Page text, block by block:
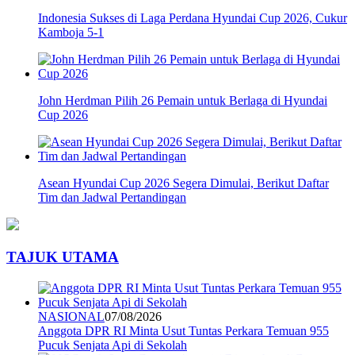
Indonesia Sukses di Laga Perdana Hyundai Cup 2026, Cukur
Kamboja 5-1
John Herdman Pilih 26 Pemain untuk Berlaga di Hyundai
Cup 2026
Asean Hyundai Cup 2026 Segera Dimulai, Berikut Daftar
Tim dan Jadwal Pertandingan
TAJUK UTAMA
NASIONAL07/08/2026
Anggota DPR RI Minta Usut Tuntas Perkara Temuan 955
Pucuk Senjata Api di Sekolah